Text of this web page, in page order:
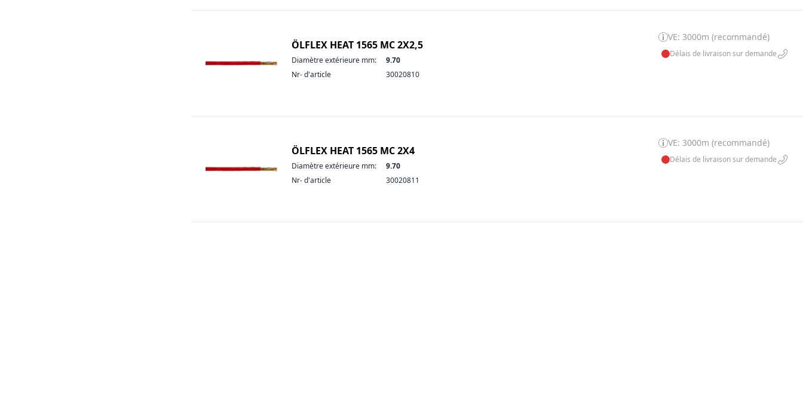
ÖLFLEX HEAT 1565 MC 2X2,5
Diamètre extérieure mm:
9.70
Nr- d'article
30020810
VE: 3000m (recommandé)
Délais de livraison sur demande
ÖLFLEX HEAT 1565 MC 2X4
Diamètre extérieure mm:
9.70
Nr- d'article
30020811
VE: 3000m (recommandé)
Délais de livraison sur demande